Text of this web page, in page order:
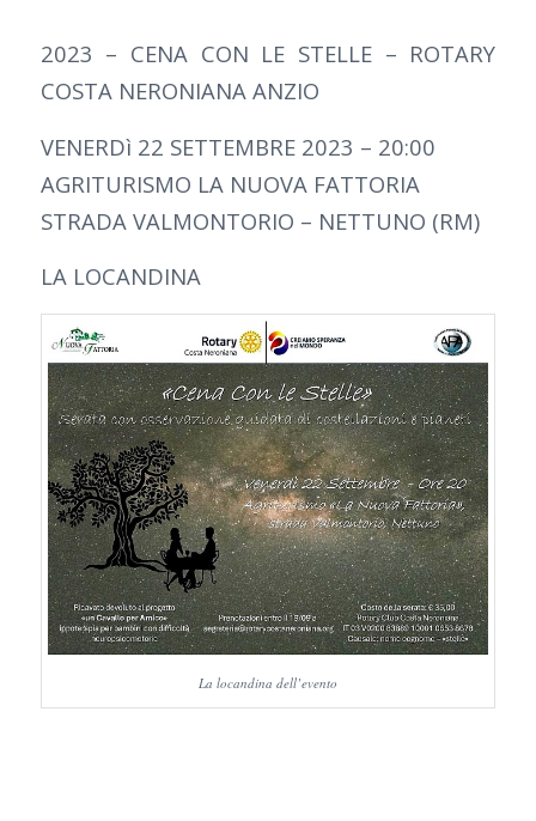
2023 – CENA CON LE STELLE – ROTARY
COSTA NERONIANA ANZIO
VENERDì 22 SETTEMBRE 2023 – 20:00
AGRITURISMO LA NUOVA FATTORIA
STRADA VALMONTORIO – NETTUNO (RM)
LA LOCANDINA
La locandina dell’evento